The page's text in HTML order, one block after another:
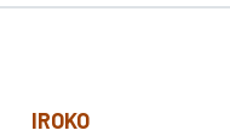
IROKO